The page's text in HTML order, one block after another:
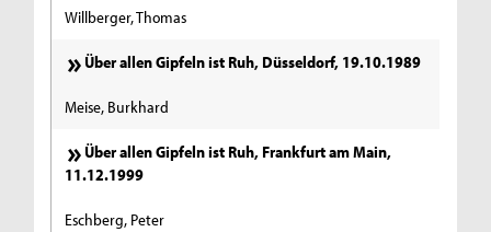
Willberger, Thomas
Über allen Gipfeln ist Ruh, Düsseldorf, 19.10.1989
Meise, Burkhard
Über allen Gipfeln ist Ruh, Frankfurt am Main,
11.12.1999
Eschberg, Peter